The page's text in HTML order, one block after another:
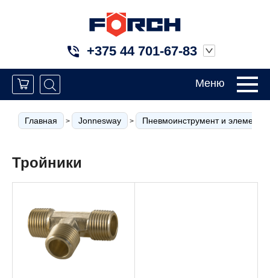
+375 44 701-67-83
Меню
Главная > Jonnesway > Пневмоинструмент и элементы
Тройники